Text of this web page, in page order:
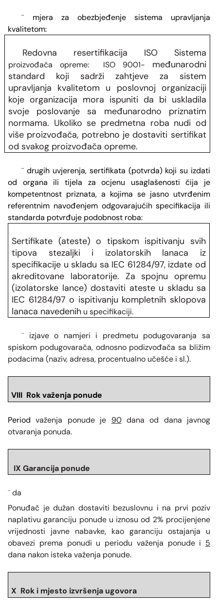
¨
mjera za obezbjeđenje sistema upravljanja
kvalitetom:
Redovna resertifikacija ISO Sistema
proizvođača opreme: ISO 9001- međunarodni
standard koji sadrži zahtjeve za sistem
upravljanja kvalitetom u poslovnoj organizaciji
koje organizacija mora ispuniti da bi uskladila
svoje poslovanje sa međunarodno priznatim
normama. Ukoliko se predmetna roba nudi od
više proizvođača, potrebno je dostaviti sertifikat
od svakog proizvođača opreme.
¨ drugih uvjerenja, sertifikata (potvrda) koji su izdati
od organa ili tijela za ocjenu usaglašenosti čija je
kompetentnost priznata, a kojima se jasno utvrđenim
referentnim navođenjem odgovarajućih specifikacija ili
standarda potvrđuje podobnost roba:
Sertifikate (ateste) o tipskom ispitivanju svih
tipova stezaljki i izolatorskih lanaca iz
specifikacije u skladu sa IEC 61284/97, izdate od
akreditovane laboratorije. Za spojnu opremu
(izolatorske lance) dostaviti ateste u skladu sa
IEC 61284/97 o ispitivanju kompletnih sklopova
lanaca navedenih u specifikaciji.
¨
izjave o namjeri i predmetu podugovaranja sa
spiskom podugovarača, odnosno podizvođača sa bližim
podacima (naziv, adresa, procentualno učešće i sl.).
VIII Rok važenja ponude
Periodvaženja ponude je 90dana od dana javnog
otvaranja ponuda.
IX Garancija ponude
¨ da
Ponuđač je dužan dostaviti bezuslovnu i na prvi poziv
naplativu garanciju ponude u iznosu od 2% procijenjene
vrijednosti javne nabavke, kao garanciju ostajanja u
obavezi prema ponudi u periodu važenja ponude i 5
dana nakon isteka važenja ponude.
X Rok i mjesto izvršenja ugovora